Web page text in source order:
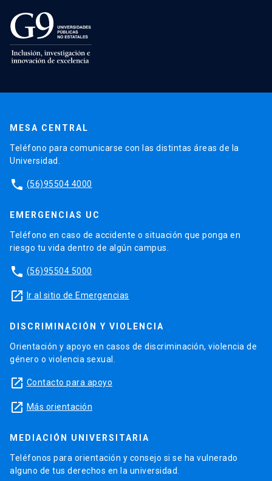
MESA CENTRAL
Teléfono para comunicarse con las distintas áreas de la
Universidad.
phone (56)95504 4000
EMERGENCIAS UC
Teléfono en caso de accidente o situación que ponga en
riesgo tu vida dentro de algún campus.
phone (56)95504 5000
launch Ir al sitio de Emergencias
DISCRIMINACIÓN Y VIOLENCIA
Orientación y apoyo en casos de discriminación, violencia de
género o violencia sexual.
launch Contacto para apoyo
launch Más orientación
MEDIACIÓN UNIVERSITARIA
Teléfonos para orientación y consejo si se ha vulnerado
alguno de tus derechos en la universidad.